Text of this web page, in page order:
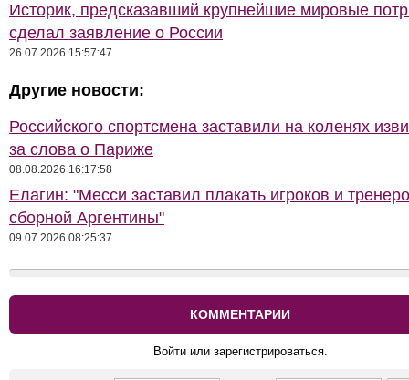
Историк, предсказавший крупнейшие мировые
сделал заявление о России
26.07.2026 15:57:47
Другие новости:
Российского спортсмена заставили на коленях
за слова о Париже
08.08.2026 16:17:58
Елагин: "Месси заставил плакать игроков и
сборной Аргентины"
09.07.2026 08:25:37
КОММЕНТАРИИ
Войти или зарегистрироваться.